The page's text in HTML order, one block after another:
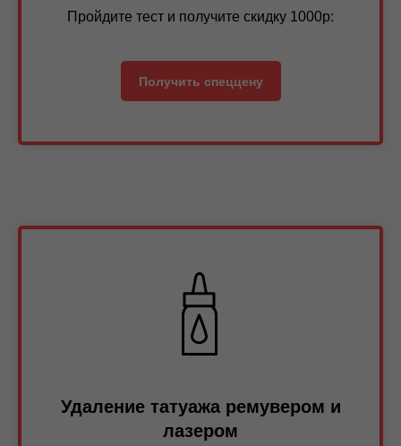
Пройдите тест и получите скидку 1000р:
Получить спеццену
Удаление татуажа ремувером и
лазером